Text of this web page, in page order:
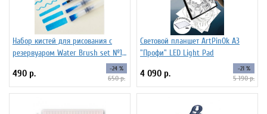
Набор кистей для рисования c
резервуаром Water Brush set №1,
490 р. -24 %
650 р.
Световой планшет ArtPinOk А3
"Профи" LED Light Pad
4 090 р. -21 %
5 190 р.